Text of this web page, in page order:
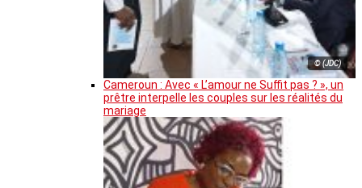
© (JDC)
Cameroun : Avec « L’amour ne Suffit pas ? », un
prêtre interpelle les couples sur les réalités du
mariage